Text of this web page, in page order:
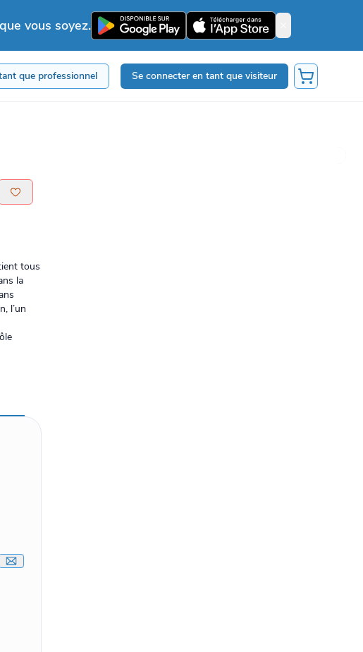
vous soyez.
que professionnel Se connecter en tant que visiteur
tous
la
l’un